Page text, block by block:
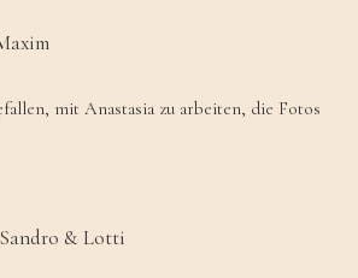
mit Anastasia zu arbeiten, die Fotos
& Lotti